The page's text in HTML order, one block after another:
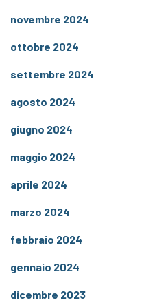
novembre 2024
ottobre 2024
settembre 2024
agosto 2024
giugno 2024
maggio 2024
aprile 2024
marzo 2024
febbraio 2024
gennaio 2024
dicembre 2023